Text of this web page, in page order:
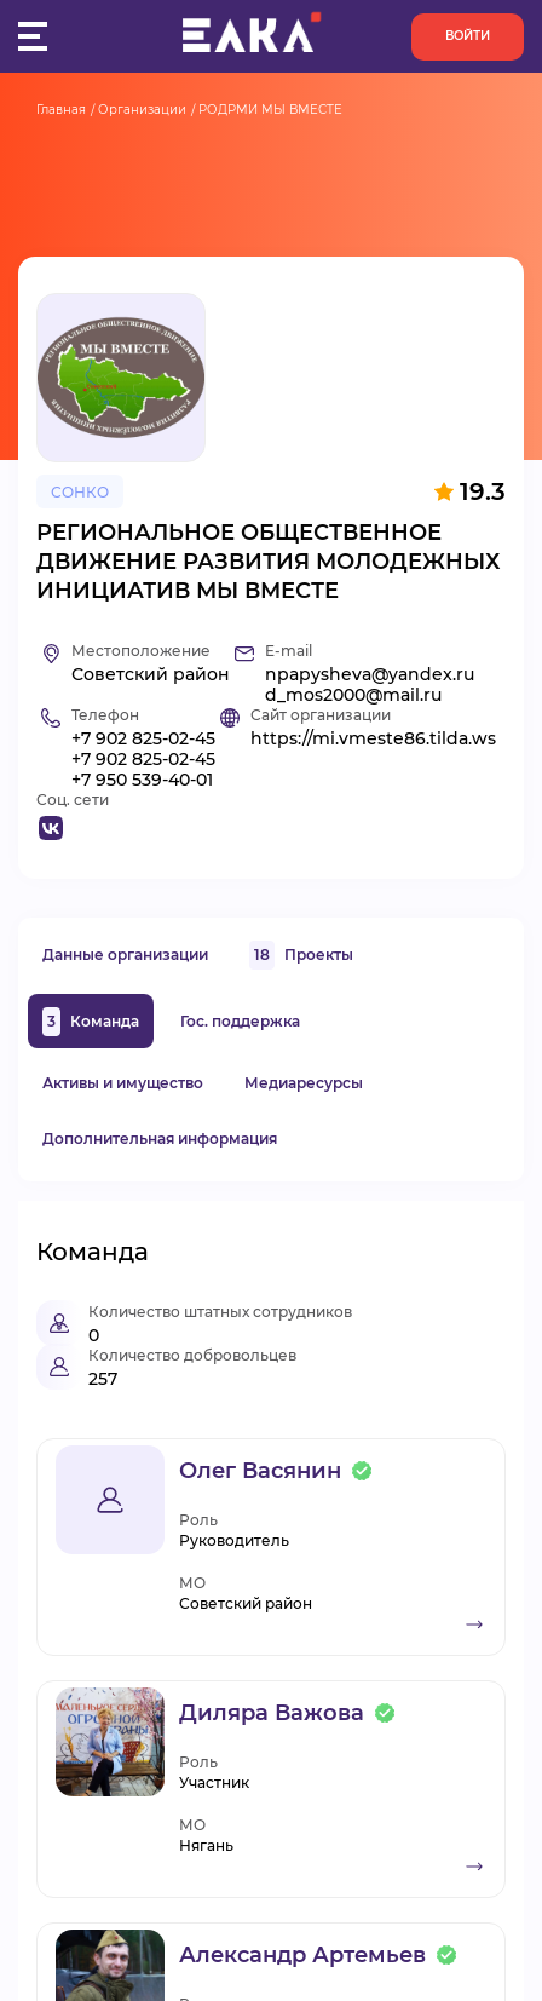
ВОЙТИ
ОРГАНИЗАЦИИ
АКТИВИСТЫ
ПРОЕКТЫ
ВИДЕОКУРСЫ
ВОЙТИ
Главная Организации РОДРМИ МЫ ВМЕСТЕ
СОНКО 19.3
РЕГИОНАЛЬНОЕ ОБЩЕСТВЕННОЕ
ДВИЖЕНИЕ РАЗВИТИЯ МОЛОДЕЖНЫХ
ИНИЦИАТИВ МЫ ВМЕСТЕ
Местоположение
Советский район
E-mail
npapysheva@yandex.ru
d_mos2000@mail.ru
Телефон
+7 902 825-02-45
+7 902 825-02-45
+7 950 539-40-01
Сайт организации
https://mi.vmeste86.tilda.ws
Соц. сети
Данные организации 18 Проекты
3 Команда Гос. поддержка
Активы и имущество Медиаресурсы
Дополнительная информация
Команда
Количество штатных сотрудников
0
Количество добровольцев
257
Олег Васянин
Роль
Руководитель
МО
Советский район
Диляра Важова
Роль
Участник
МО
Нягань
Александр Артемьев